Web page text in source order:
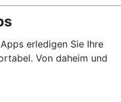
erledigen Sie Ihre
Von daheim und